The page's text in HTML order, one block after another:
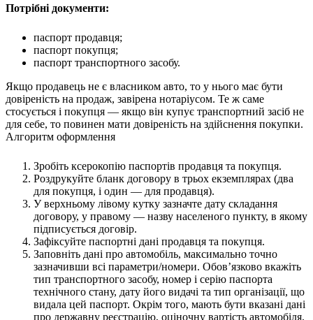
Житомирська область
Закарпатська область
Запорізька область
Івано-Франківська область
Київ
Київська область
Кіровоградська область
Миколаївська область
Одеська область
Полтавська область
Рівненська область
Сумська область
Тернопільська область
Харківська область
Херсонська область
Хмельницька область
Черкаська область
Потрібні документи:
паспорт продавця;
паспорт покупця;
паспорт транспортного засобу.
Якщо продавець не є власником авто, то у нього має бути
довіреність на продаж, завірена нотаріусом. Те ж саме
стосується і покупця — якщо він купує транспортний засіб не
для себе, то повинен мати довіреність на здійснення покупки.
Алгоритм оформлення
Зробіть ксерокопію паспортів продавця та покупця.
Роздрукуйте бланк договору в трьох екземплярах (два
для покупця, і один — для продавця).
У верхньому лівому кутку зазначте дату складання
договору, у правому — назву населеного пункту, в якому
підписується договір.
Зафіксуйте паспортні дані продавця та покупця.
Заповніть дані про автомобіль, максимально точно
зазначивши всі параметри/номери. Обов’язково вкажіть
тип транспортного засобу, номер і серію паспорта
технічного стану, дату його видачі та тип організації, що
видала цей паспорт. Окрім того, мають бути вказані дані
про державну реєстрацію, оціночну вартість автомобіля.